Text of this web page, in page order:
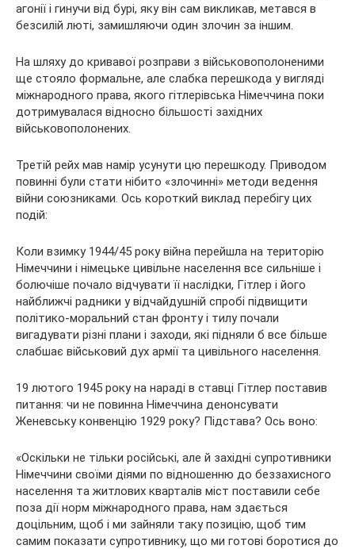
агонії і гинучи від бурі, яку він сам викликав, метався в
безсилій люті, замишляючи один злочин за іншим.
На шляху до кривавої розправи з військовополоненими
ще стояло формальне, але слабка перешкода у вигляді
міжнародного права, якого гітлерівська Німеччина поки
дотримувалася відносно більшості західних
військовополонених.
Третій рейх мав намір усунути цю перешкоду. Приводом
повинні були стати нібито «злочинні» методи ведення
війни союзниками. Ось короткий виклад перебігу цих
подій:
Коли взимку 1944/45 року війна перейшла на територію
Німеччини і німецьке цивільне населення все сильніше і
болючіше почало відчувати її наслідки, Гітлер і його
найближчі радники у відчайдушній спробі підвищити
політико-моральний стан фронту і тилу почали
вигадувати різні плани і заходи, які підняли б все більше
слабшає військовий дух армії та цивільного населення.
19 лютого 1945 року на нараді в ставці Гітлер поставив
питання: чи не повинна Німеччина денонсувати
Женевську конвенцію 1929 року? Підстава? Ось воно:
«Оскільки не тільки російські, але й західні супротивники
Німеччини своїми діями по відношенню до беззахисного
населення та житлових кварталів міст поставили себе
поза дії норм міжнародного права, нам здається
доцільним, щоб і ми зайняли таку позицію, щоб тим
самим показати супротивнику, що ми готові боротися до